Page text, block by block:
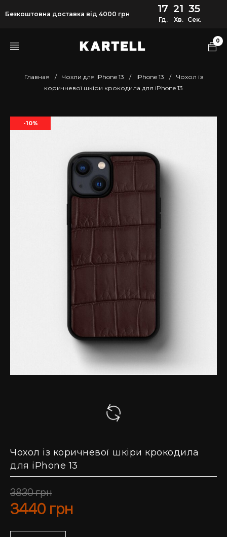
Безкоштовна доставка від 4000 грн 17
Гд.
21
Хв.
34
Сек.
0
Главная / Чохли для iPhone 13 / iPhone 13 /
Чохол із
коричневої шкіри крокодила для iPhone 13
-10%
Чохол із коричневої шкіри крокодила
для iPhone 13
3830грн
3440 грн